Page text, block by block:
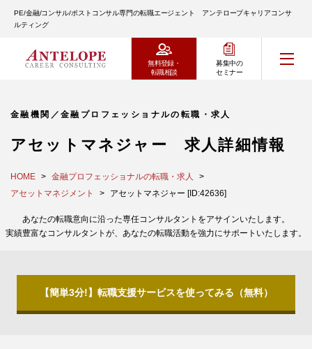
PE/金融/コンサル/ポストコンサル専門の転職エージェント アンテロープキャリアコンサ
ルティング
無料登録・
転職相談
募集中の
セミナー
金融機関／金融プロフェッショナルの転職・求人
アセットマネジャー 求人詳細情報
HOME
金融プロフェッショナルの転職・求人
アセットマネジメント
アセットマネジャー [ID:42636]
あなたの転職意向に沿った専任コンサルタントをアサインいたします。
実績豊富なコンサルタントが、あなたの転職活動を強力にサポートいたします。
【簡単3分!】転職支援サービスを使ってみる（無料）